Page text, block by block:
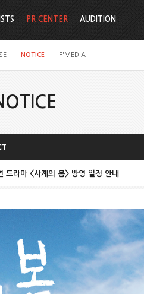
PR CENTER
NOTICE F'MEDIA
AUDITION
라마 <사계의 봄> 방영 일정 안내